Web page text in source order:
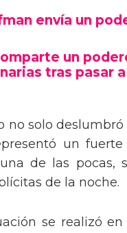
envía un
un
tras pasar
no solo
un
de las pocas,
de la noche.
se realizó